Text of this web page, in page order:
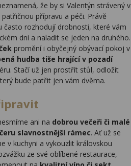
že by si Valentýn strávený v
přípravu a péči. Právě
často rozhodují drobnosti, které vám
dni a naladit se jeden na druhého.
promění i obyčejný obývací pokoj v
hudba tiše hrající v pozadí
Stačí už jen prostřít stůl, odložit
bude patřit jen vám dvěma.
ani na dobrou večeři či malé
slavnostnější rámec. Ať už se
v kuchyni a vykouzlit královskou
ze své oblíbené restaurace,